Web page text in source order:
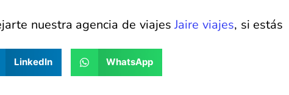
nuestra agencia de viajesJaire viajes, si estás
LinkedIn WhatsApp